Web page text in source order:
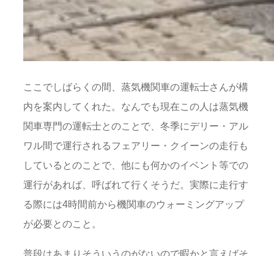
ここでしばらくの間、蒸気機関車の運転士さんが構
内を案内してくれた。なんでも現在この人は蒸気機
関車専門の運転士とのことで、冬季にデリー・アル
ワル間で運行されるフェアリー・クイーンの走行も
しているとのことで、他にも何かのイベント等での
運行があれば、呼ばれて行くそうだ。実際に走行す
る際には4時間前から機関車のウォーミングアップ
が必要とのこと。
普段はあまりそういうのがないので暇かと言えばそ